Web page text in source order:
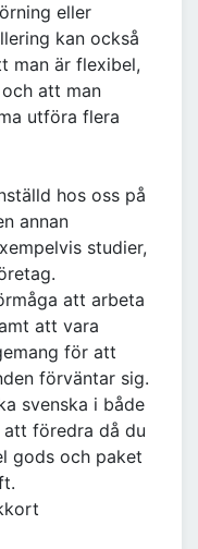
eller
kan också
man är flexibel,
att man
utföra flera
hos oss på
annan
studier,
att arbeta
att vara
för att
förväntar sig.
svenska i både
föredra då du
gods och paket